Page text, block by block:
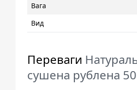
Вага
Вид
Переваги
сушена рублена